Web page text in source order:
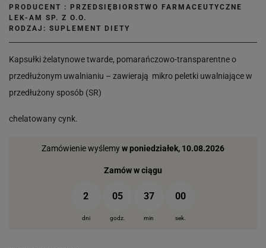
PRODUCENT :
PRZEDSIĘBIORSTWO FARMACEUTYCZNE
LEK-AM SP. Z O.O.
RODZAJ: SUPLEMENT DIETY
Kapsułki żelatynowe twarde, pomarańczowo-transparentne o
przedłużonym uwalnianiu – zawierają mikro peletki uwalniające w
przedłużony sposób (SR)
chelatowany cynk.
Zamówienie wyślemyw poniedziałek, 10.08.2026
Zamów w ciągu
2 05 37 00
dni godz. min sek.